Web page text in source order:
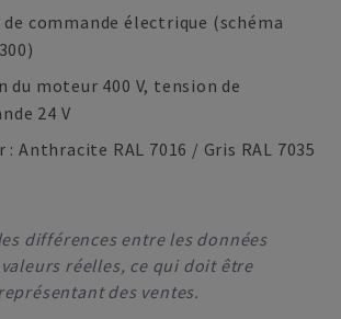
commande électrique (schéma
du moteur 400 V, tension de
24 V
: Anthracite RAL 7016 / Gris RAL 7035
différences entre les données
réelles, ce qui doit être
des ventes.